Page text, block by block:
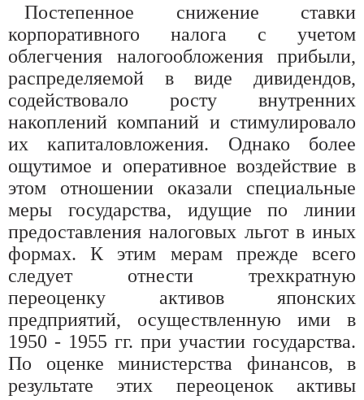
Постепенное снижение ставки
корпоративного налога с учетом
облегчения налогообложения прибыли,
распределяемой в виде дивидендов,
содействовало росту внутренних
накоплений компаний и стимулировало
их капиталовложения. Однако более
ощутимое и оперативное воздействие в
этом отношении оказали специальные
меры государства, идущие по линии
предоставления налоговых льгот в иных
формах. К этим мерам прежде всего
следует отнести трехкратную
переоценку активов японских
предприятий, осуществленную ими в
1950 - 1955 гг. при участии государства.
По оценке министерства финансов, в
результате этих переоценок активы